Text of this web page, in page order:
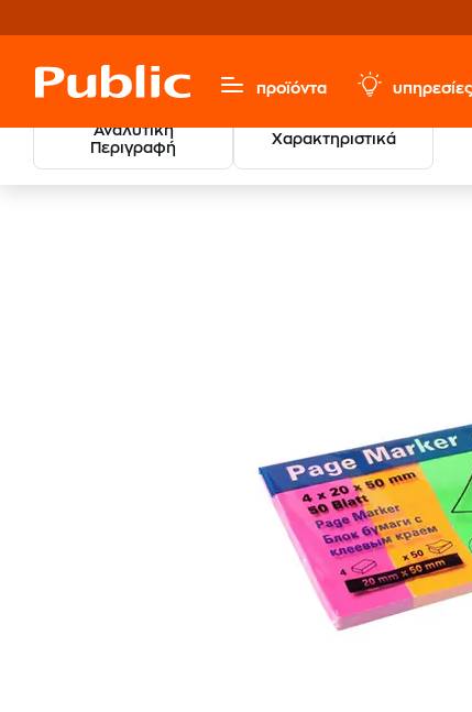
προϊόντα υπηρεσίες
Αναλυτική
Περιγραφή
Χαρακτηριστικά
Χαρτικά & Γραφική Ύλη